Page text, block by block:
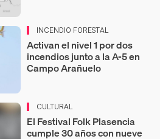
INCENDIO FORESTAL
Activan el nivel 1 por dos
incendios junto a la A-5 en
Campo Arañuelo
CULTURAL
El Festival Folk Plasencia
cumple 30 años con nueve